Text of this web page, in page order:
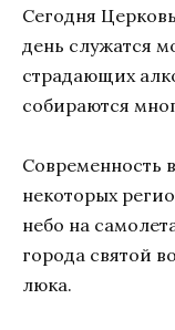
Сегодня
день служатся
страдающих
собираются
Современность
некоторых
небо на
города святой
люка.